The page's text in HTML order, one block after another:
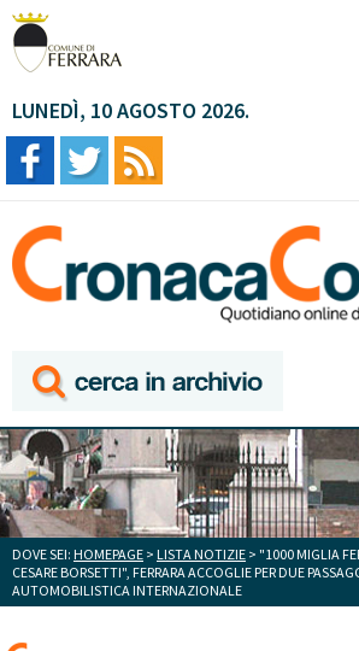
LUNEDÌ, 10 AGOSTO 2026.
DOVE SEI: HOMEPAGE > LISTA NOTIZIE > "1000 MIGLIA
CESARE BORSETTI", FERRARA ACCOGLIE PER DUE
AUTOMOBILISTICA INTERNAZIONALE